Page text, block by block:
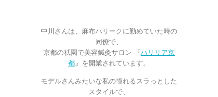
中川さんは、麻布ハリークに勤めていた時の
同僚で、
京都の祇園で美容鍼灸サロン 『ハリリア京
都 』を開業されています。
モデルさんみたいな私の憧れるスラっとした
スタイルで、